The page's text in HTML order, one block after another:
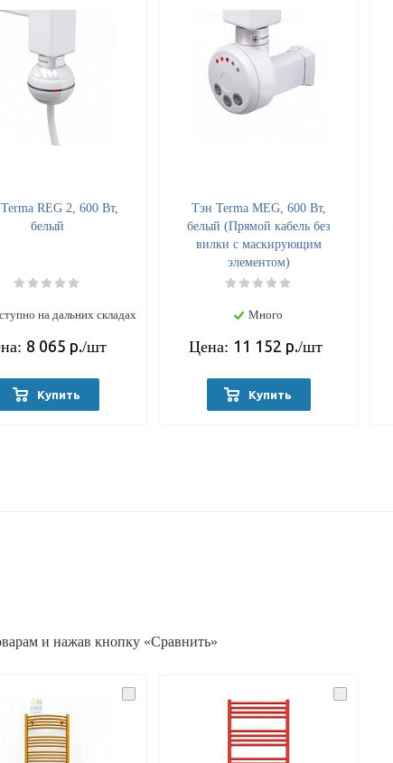
REG 2, 600 Вт,
белый
на дальних складах
8 065 р./шт
Купить
Тэн Terma MEG, 600 Вт,
белый (Прямой кабель без
вилки с маскирующим
элементом)
Много
Цена: 11 152 р./шт
Купить
и нажав кнопку «Сравнить»